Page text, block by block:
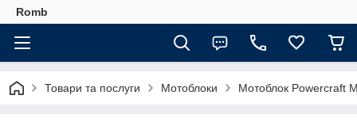
Romb
Товари та послуги Мотоблоки Мотоблок Powercraft